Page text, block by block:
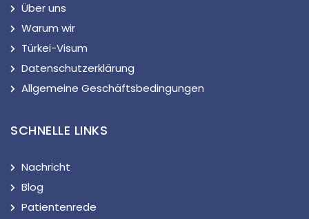
Über uns
Warum wir
Türkei-Visum
Datenschutzerklärung
Allgemeine Geschäftsbedingungen
SCHNELLE LINKS
Nachricht
Blog
Patientenrede